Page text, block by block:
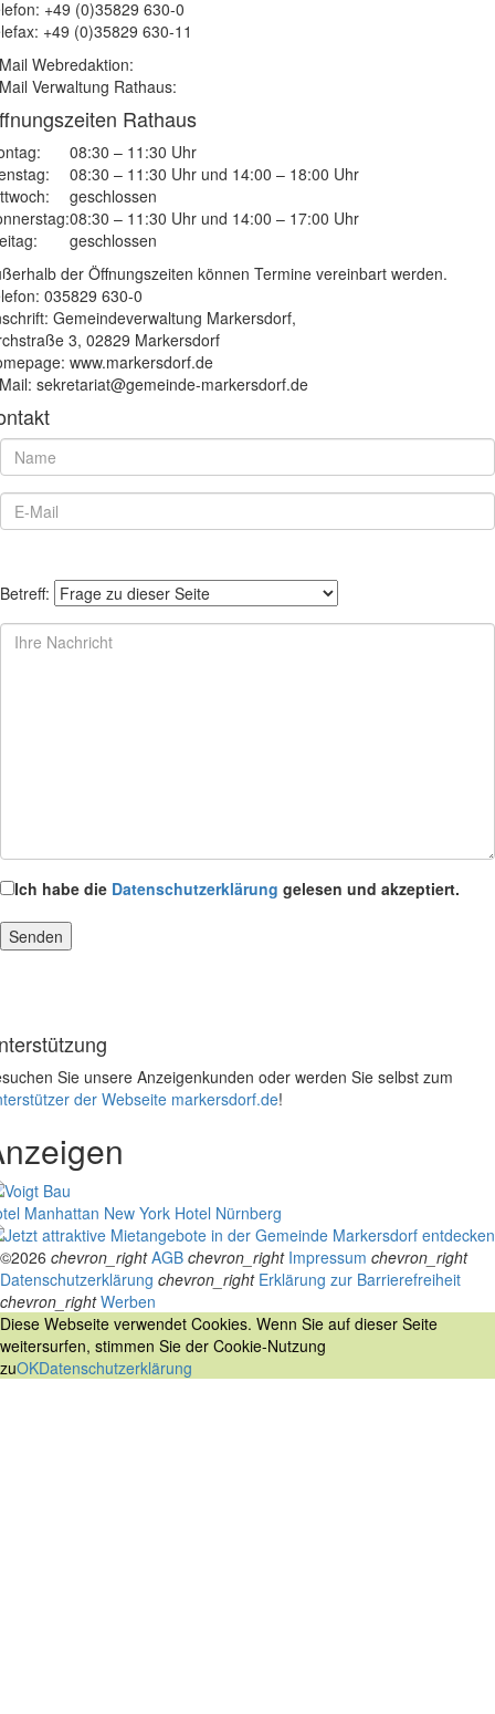
+49 (0)35829 630-0
+49 (0)35829 630-11
Webredaktion:
Verwaltung Rathaus:
Rathaus
08:30 – 11:30 Uhr
08:30 – 11:30 Uhr und 14:00 – 18:00 Uhr
geschlossen
08:30 – 11:30 Uhr und 14:00 – 17:00 Uhr
geschlossen
der Öffnungszeiten können Termine vereinbart werden.
035829 630-0
Gemeindeverwaltung Markersdorf,
3, 02829 Markersdorf
www.markersdorf.de
sekretariat@gemeinde-markersdorf.de
Betreff:
Ich habe die Datenschutzerklärung gelesen und akzeptiert.
Sie unsere Anzeigenkunden oder werden Sie selbst zum
der Webseite markersdorf.de!
Manhattan New York Hotel Nürnberg
©2026 chevron_right AGB chevron_right Impressum chevron_right
Datenschutzerklärung chevron_right Erklärung zur Barrierefreiheit
chevron_right Werben
Diese Webseite verwendet Cookies. Wenn Sie auf dieser Seite
weitersurfen, stimmen Sie der Cookie-Nutzung
zuOKDatenschutzerklärung